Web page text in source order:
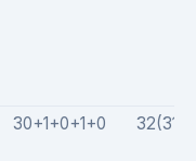
30+1+0+1+0